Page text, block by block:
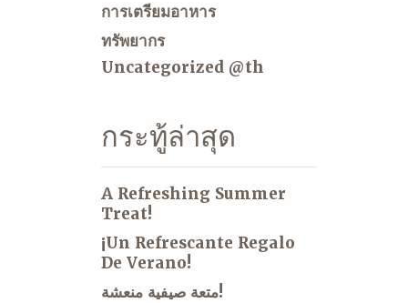
การเตรียมอาหาร
ทรัพยากร
Uncategorized @th
กระทู้ล่าสุด
A Refreshing Summer
Treat!
¡Un Refrescante Regalo
De Verano!
متعة صيفية منعشة!